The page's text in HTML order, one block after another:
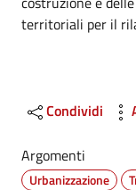
territoriali per il
Condividi
Argomenti
Urbanizzazione